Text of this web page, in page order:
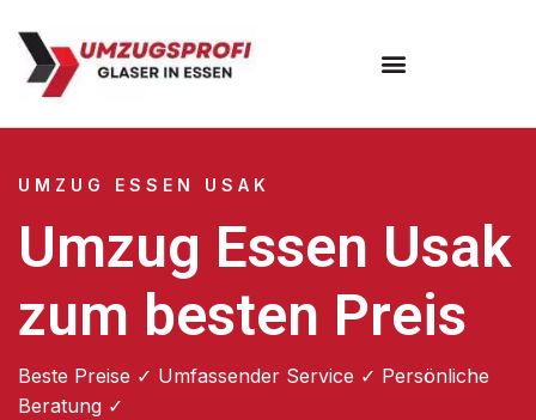
UMZUG ESSEN USAK
Umzug Essen Usak
zum besten Preis
Beste Preise ✓ Umfassender Service ✓ Persönliche
Beratung ✓